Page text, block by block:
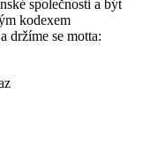
společnosti a být
kodexem
držíme se motta: